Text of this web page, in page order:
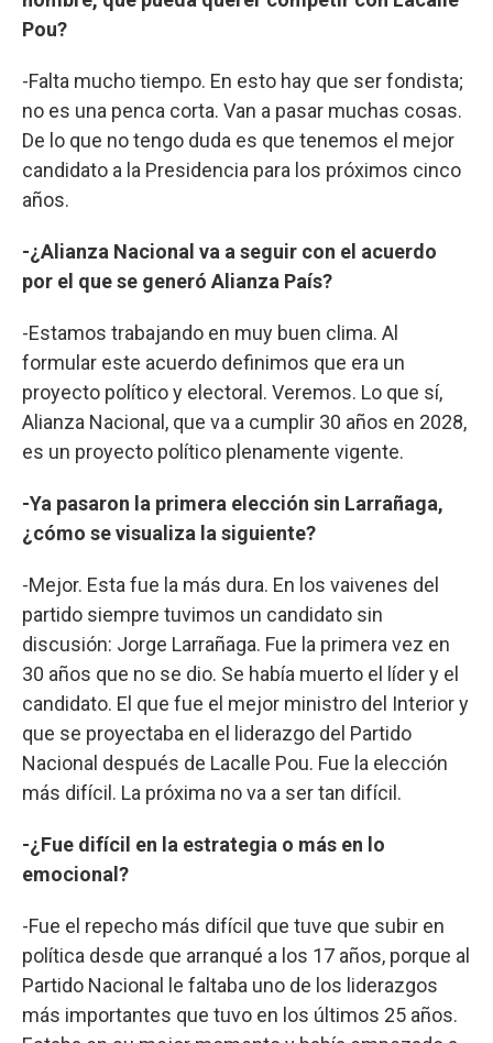
Pou?
-Falta mucho tiempo. En esto hay que ser fondista;
no es una penca corta. Van a pasar muchas cosas.
De lo que no tengo duda es que tenemos el mejor
candidato a la Presidencia para los próximos cinco
años.
-¿Alianza Nacional va a seguir con el acuerdo
por el que se generó Alianza País?
-Estamos trabajando en muy buen clima. Al
formular este acuerdo definimos que era un
proyecto político y electoral. Veremos. Lo que sí,
Alianza Nacional, que va a cumplir 30 años en 2028,
es un proyecto político plenamente vigente.
-Ya pasaron la primera elección sin Larrañaga,
¿cómo se visualiza la siguiente?
-Mejor. Esta fue la más dura. En los vaivenes del
partido siempre tuvimos un candidato sin
discusión: Jorge Larrañaga. Fue la primera vez en
30 años que no se dio. Se había muerto el líder y el
candidato. El que fue el mejor ministro del Interior y
que se proyectaba en el liderazgo del Partido
Nacional después de Lacalle Pou. Fue la elección
más difícil. La próxima no va a ser tan difícil.
-¿Fue difícil en la estrategia o más en lo
emocional?
-Fue el repecho más difícil que tuve que subir en
política desde que arranqué a los 17 años, porque al
Partido Nacional le faltaba uno de los liderazgos
más importantes que tuvo en los últimos 25 años.